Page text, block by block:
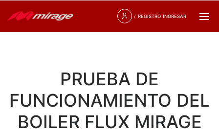
/ REGISTRO INGRESAR
PRUEBA DE
FUNCIONAMIENTO DEL
BOILER FLUX MIRAGE